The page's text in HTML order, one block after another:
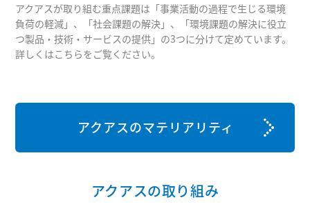
アクアスが取り組む重点課題は「事業活動の過程で生じる環境
負荷の軽減」、「社会課題の解決」、「環境課題の解決に役立
つ製品・技術・サービスの提供」の3つに分けて定めています。
詳しくはこちらをご覧ください。
アクアスのマテリアリティ
アクアスの取り組み